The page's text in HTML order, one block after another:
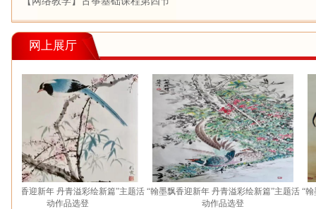
网上展厅
迎新年 丹青溢彩绘新篇”主题活
动作品选登
“翰墨飘香迎新年 丹青溢彩绘新篇”主题活
动作品选登
“翰墨飘